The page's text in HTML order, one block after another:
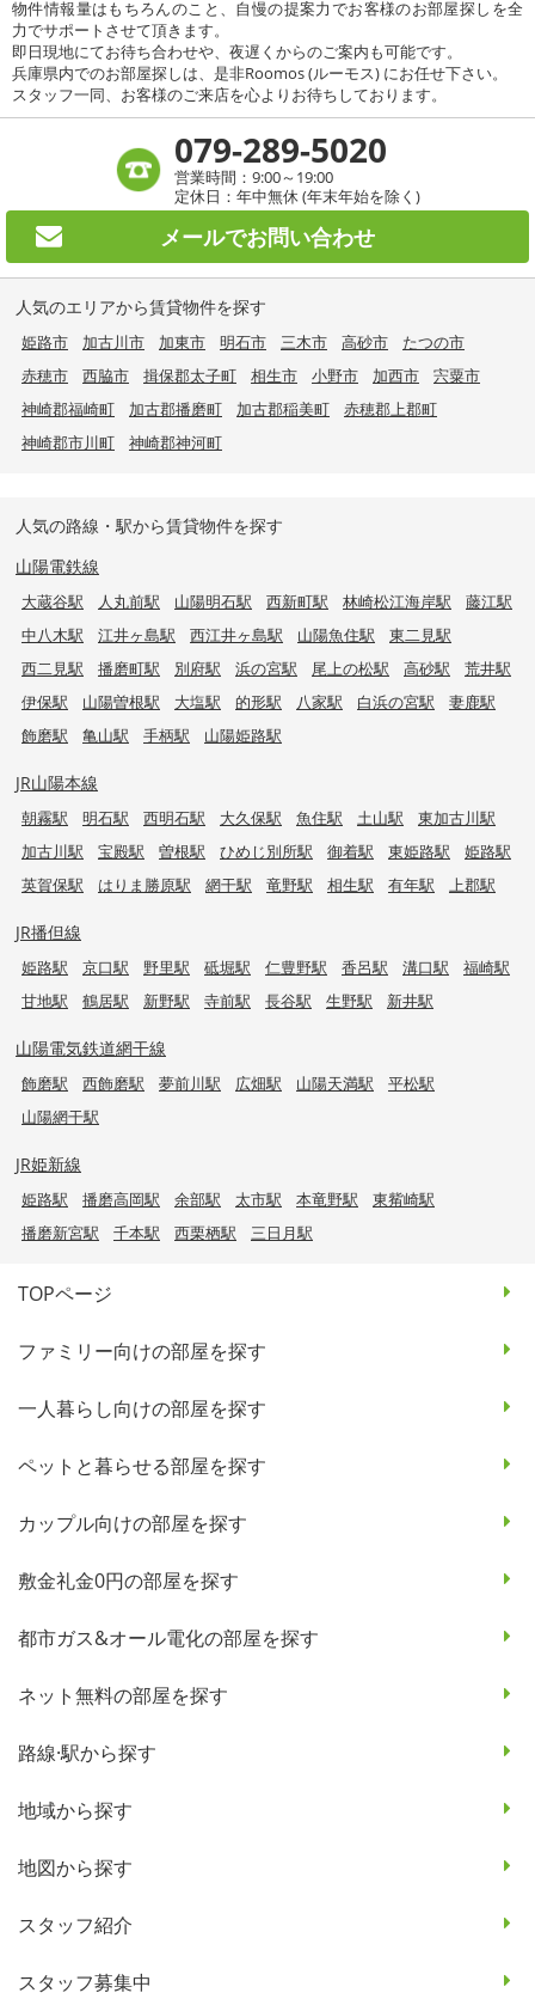
物件情報量はもちろんのこと、自慢の提案力でお客様のお部屋探しを全
力でサポートさせて頂きます。
即日現地にてお待ち合わせや、夜遅くからのご案内も可能です。
兵庫県内でのお部屋探しは、是非Roomos (ルーモス) にお任せ下さい。
スタッフ一同、お客様のご来店を心よりお待ちしております。
079-289-5020
営業時間：9:00～19:00
定休日：年中無休 (年末年始を除く)
メールでお問い合わせ
人気のエリアから賃貸物件を探す
姫路市 加古川市 加東市 明石市 三木市 高砂市
たつの市
赤穂市
西脇市 揖保郡太子町 相生市 小野市 加西市
宍粟市
神崎郡福崎町
加古郡播磨町 加古郡稲美町
赤穂郡上郡町
神崎郡市川町
神崎郡神河町
人気の路線・駅から賃貸物件を探す
山陽電鉄線
大蔵谷駅 人丸前駅 山陽明石駅 西新町駅 林崎松江海岸駅
藤江駅
中八木駅
江井ヶ島駅 西江井ヶ島駅 山陽魚住駅
東二見駅
西二見駅
播磨町駅 別府駅 浜の宮駅 尾上の松駅 高砂駅
荒井駅
伊保駅
山陽曽根駅 大塩駅 的形駅 八家駅 白浜の宮駅
妻鹿駅
飾磨駅
亀山駅 手柄駅 山陽姫路駅
JR山陽本線
朝霧駅 明石駅 西明石駅 大久保駅 魚住駅 土山駅
東加古川駅
加古川駅
宝殿駅 曽根駅 ひめじ別所駅 御着駅 東姫路駅
姫路駅
英賀保駅
はりま勝原駅 網干駅 竜野駅 相生駅 有年駅 上郡駅
JR播但線
姫路駅 京口駅 野里駅 砥堀駅 仁豊野駅 香呂駅 溝口駅
福崎駅
甘地駅
鶴居駅 新野駅 寺前駅 長谷駅 生野駅 新井駅
山陽電気鉄道網干線
飾磨駅 西飾磨駅 夢前川駅 広畑駅 山陽天満駅
平松駅
山陽網干駅
JR姫新線
姫路駅 播磨高岡駅 余部駅 太市駅 本竜野駅
東觜崎駅
播磨新宮駅
千本駅 西栗栖駅 三日月駅
TOPページ
ファミリー向けの部屋を探す
一人暮らし向けの部屋を探す
ペットと暮らせる部屋を探す
カップル向けの部屋を探す
敷金礼金0円の部屋を探す
都市ガス&オール電化の部屋を探す
ネット無料の部屋を探す
路線·駅から探す
地域から探す
地図から探す
スタッフ紹介
スタッフ募集中